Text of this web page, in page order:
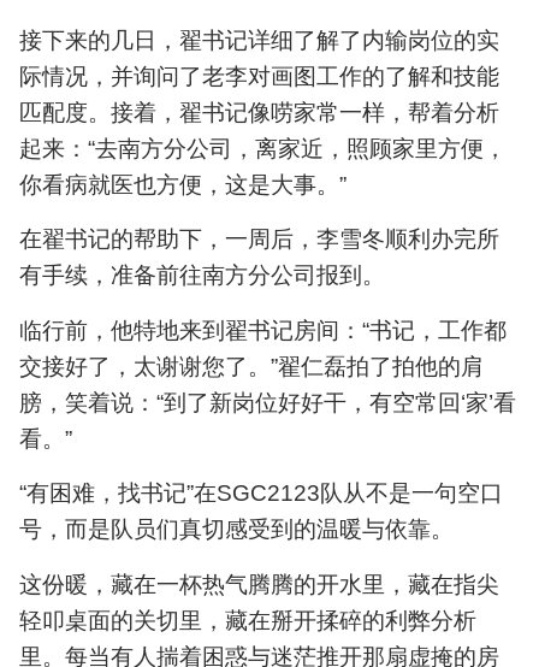
接下来的几日，翟书记详细了解了内输岗位的实
际情况，并询问了老李对画图工作的了解和技能
匹配度。接着，翟书记像唠家常一样，帮着分析
起来：“去南方分公司，离家近，照顾家里方便，
你看病就医也方便，这是大事。”
在翟书记的帮助下，一周后，李雪冬顺利办完所
有手续，准备前往南方分公司报到。
临行前，他特地来到翟书记房间：“书记，工作都
交接好了，太谢谢您了。”翟仁磊拍了拍他的肩
膀，笑着说：“到了新岗位好好干，有空常回‘家’看
看。”
“有困难，找书记”在SGC2123队从不是一句空口
号，而是队员们真切感受到的温暖与依靠。
这份暖，藏在一杯热气腾腾的开水里，藏在指尖
轻叩桌面的关切里，藏在掰开揉碎的利弊分析
里。每当有人揣着困惑与迷茫推开那扇虚掩的房